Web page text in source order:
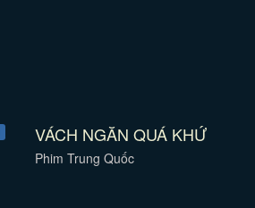
VÁCH NGĂN QUÁ KHỨ
Phim Trung Quốc